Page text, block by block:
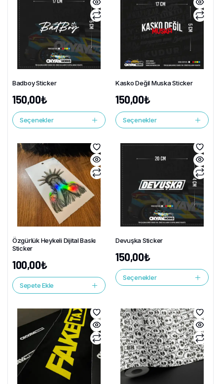
Badboy Sticker
150,00₺
Seçenekler
Kasko Değil Muska Sticker
150,00₺
Seçenekler
Özgürlük Heykeli Dijital Baskı
Sticker
100,00₺
Sepete Ekle
Devuşka Sticker
150,00₺
Seçenekler